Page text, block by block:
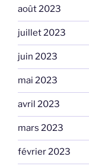
août 2023
juillet 2023
juin 2023
mai 2023
avril 2023
mars 2023
février 2023